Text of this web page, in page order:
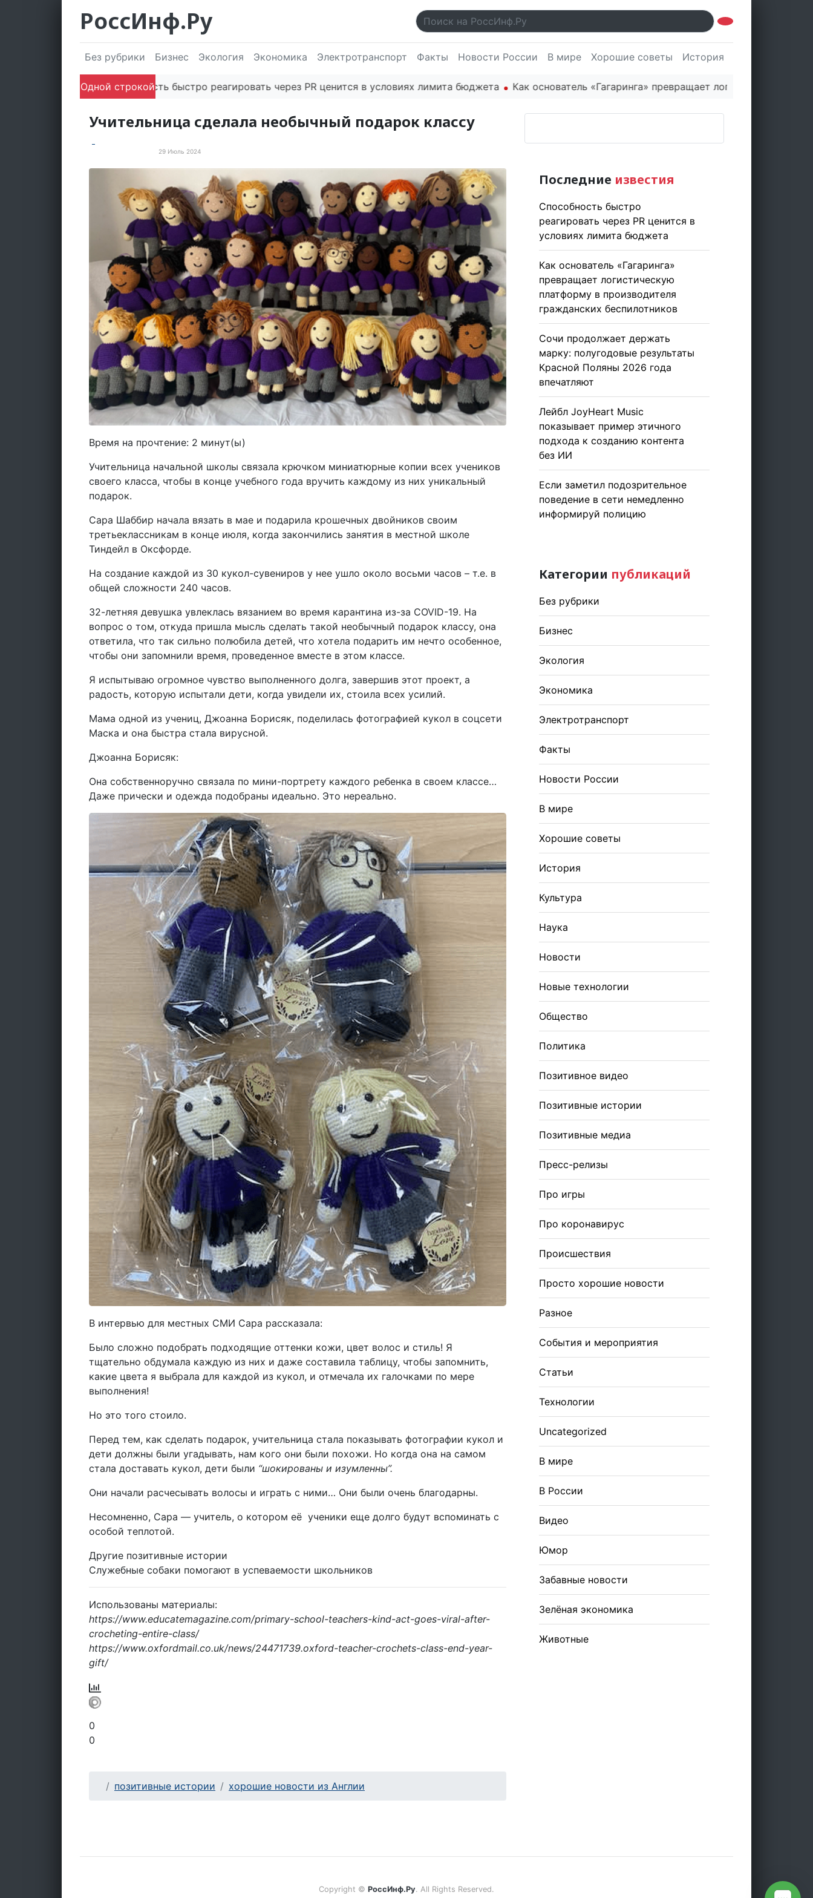
РоссИнф.Ру
Без рубрики Бизнес Экология Экономика Электротранспорт Факты Новости России В мире Хорошие советы История
Одной строкой
Способность быстро реагировать через PR ценится в условиях лимита бюджета Как основатель «Гагаринга» превращает логистическую платформу
Учительница сделала необычный подарок классу
29 Июль 2024
Время на прочтение: 2 минут(ы)
Учительница начальной школы связала крючком миниатюрные копии всех учеников
своего класса, чтобы в конце учебного года вручить каждому из них уникальный
подарок.
Сара Шаббир начала вязать в мае и подарила крошечных двойников своим
третьеклассникам в конце июля, когда закончились занятия в местной школе
Тиндейл в Оксфорде.
На создание каждой из 30 кукол-сувениров у нее ушло около восьми часов – т.е. в
общей сложности 240 часов.
32-летняя девушка увлеклась вязанием во время карантина из-за COVID-19. На
вопрос о том, откуда пришла мысль сделать такой необычный подарок классу, она
ответила, что так сильно полюбила детей, что хотела подарить им нечто особенное,
чтобы они запомнили время, проведенное вместе в этом классе.
Я испытываю огромное чувство выполненного долга, завершив этот проект, а
радость, которую испытали дети, когда увидели их, стоила всех усилий.
Мама одной из учениц, Джоанна Борисяк, поделилась фотографией кукол в соцсети
Маска и она быстра стала вирусной.
Джоанна Борисяк:
Она собственноручно связала по мини-портрету каждого ребенка в своем классе…
Даже прически и одежда подобраны идеально. Это нереально.
В интервью для местных СМИ Сара рассказала:
Было сложно подобрать подходящие оттенки кожи, цвет волос и стиль! Я
тщательно обдумала каждую из них и даже составила таблицу, чтобы запомнить,
какие цвета я выбрала для каждой из кукол, и отмечала их галочками по мере
выполнения!
Но это того стоило.
Перед тем, как сделать подарок, учительница стала показывать фотографии кукол и
дети должны были угадывать, нам кого они были похожи. Но когда она на самом
стала доставать кукол, дети были “шокированы и изумленны”.
Они начали расчесывать волосы и играть с ними… Они были очень благодарны.
Несомненно, Сара — учитель, о котором её ученики еще долго будут вспоминать с
особой теплотой.
Другие позитивные истории
Служебные собаки помогают в успеваемости школьников
Использованы материалы:
https://www.educatemagazine.com/primary-school-teachers-kind-act-goes-viral-after-
crocheting-entire-class/
https://www.oxfordmail.co.uk/news/24471739.oxford-teacher-crochets-class-end-year-
gift/
0
0
позитивные истории хорошие новости из Англии
Последние известия
Способность быстро
реагировать через PR ценится в
условиях лимита бюджета
Как основатель «Гагаринга»
превращает логистическую
платформу в производителя
гражданских беспилотников
Сочи продолжает держать
марку: полугодовые результаты
Красной Поляны 2026 года
впечатляют
Лейбл JoyHeart Music
показывает пример этичного
подхода к созданию контента
без ИИ
Если заметил подозрительное
поведение в сети немедленно
информируй полицию
Категории публикаций
Без рубрики
Бизнес
Экология
Экономика
Электротранспорт
Факты
Новости России
В мире
Хорошие советы
История
Культура
Наука
Новости
Новые технологии
Общество
Политика
Позитивное видео
Позитивные истории
Позитивные медиа
Пресс-релизы
Про игры
Про коронавирус
Происшествия
Просто хорошие новости
Разное
События и мероприятия
Статьи
Технологии
Uncategorized
В мире
В России
Видео
Юмор
Забавные новости
Зелёная экономика
Животные
Copyright © РоссИнф.Ру. All Rights Reserved.